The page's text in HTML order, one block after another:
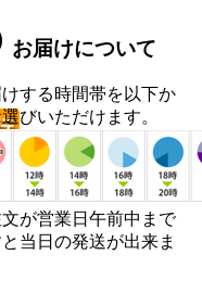
お届けについて
する時間帯を以下か
びいただけます。
文が営業日午前中まで
当日の発送が出来ま